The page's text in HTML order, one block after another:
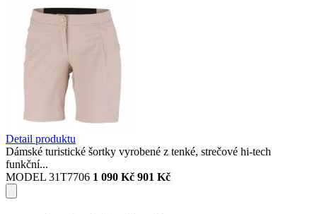
Detail produktu
Dámské turistické šortky vyrobené z tenké, strečové hi-tech
funkční...
MODEL 31T7706 1 090 Kč 901 Kč